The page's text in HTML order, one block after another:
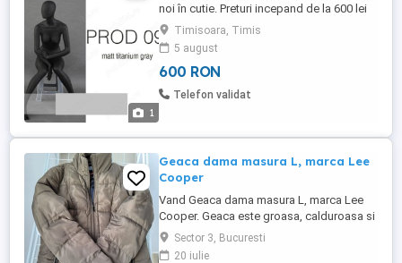
1
noi în cutie. Preturi incepand de la 600 lei
buc ofer factura
Timisoara, Timis
5 august
600 RON
Telefon validat
Geaca dama masura L, marca Lee
Cooper
Vand Geaca dama masura L, marca Lee
Cooper. Geaca este groasa, calduroasa si
a fost purtata de cateva ori fiind in stare
foarte buna. Fotografiie sunt reale.
Sector 3, Bucuresti
20 iulie